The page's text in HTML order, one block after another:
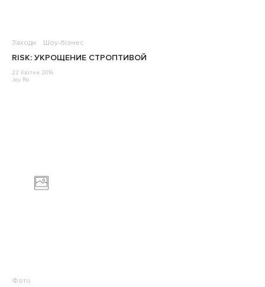
Заходи Шоу-бізнес
RISK: УКРОЩЕНИЕ СТРОПТИВОЙ
22 Квітня 2016
Jey Ro
Фото